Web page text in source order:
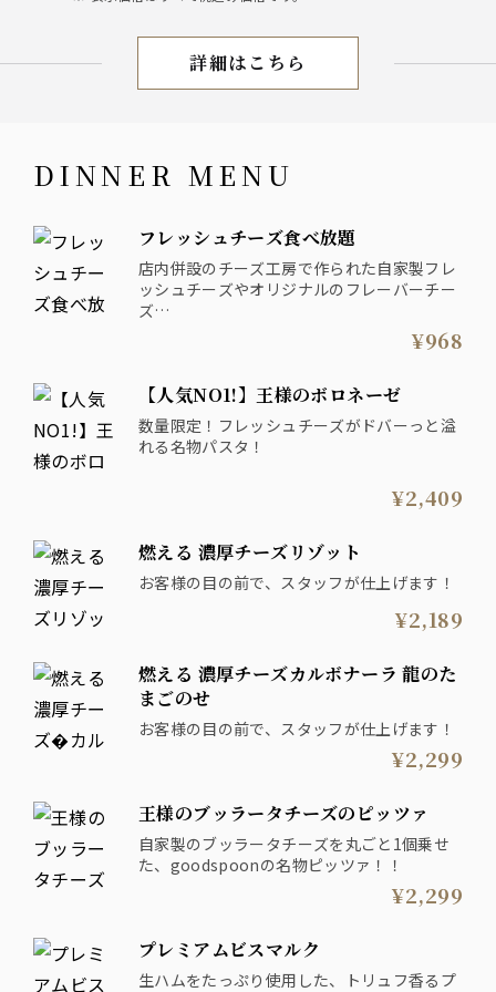
休日 LUNCH MENU
詳細はこちら
DINNER MENU
フレッシュチーズ食べ放題
店内併設のチーズ工房で作られた自家製フレ
ッシュチーズやオリジナルのフレーバーチー
ズ
料理に乗せてオリジナル料理を楽しめます♪
¥968
【人気NO1!】王様のボロネーゼ
数量限定！フレッシュチーズがドバーっと溢
れる名物パスタ！
¥2,409
燃える 濃厚チーズリゾット
お客様の目の前で、スタッフが仕上げます！
¥2,189
燃える 濃厚チーズカルボナーラ 龍のた
まごのせ
お客様の目の前で、スタッフが仕上げます！
¥2,299
王様のブッラータチーズのピッツァ
自家製のブッラータチーズを丸ごと1個乗せ
た、goodspoonの名物ピッツァ！！
¥2,299
プレミアムビスマルク
生ハムをたっぷり使用した、トリュフ香るプ